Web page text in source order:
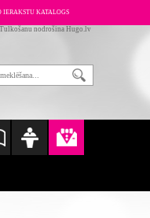
IERAKSTU KATALOGS
Tulkošanu nodrošina Hugo.lv